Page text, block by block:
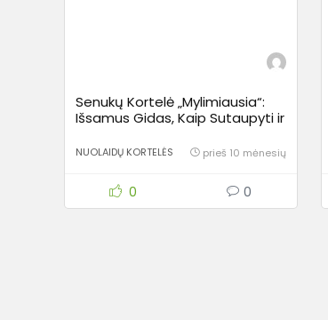
Senukų Kortelė „Mylimiausia“:
Išsamus Gidas, Kaip Sutaupyti ir
NUOLAIDŲ KORTELĖS prieš 10 mėnesių
0 0